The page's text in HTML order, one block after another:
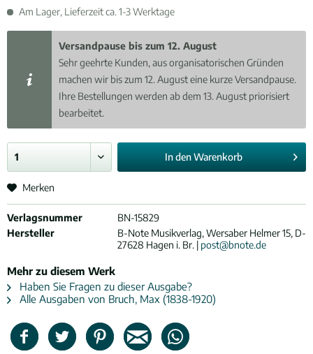
Am Lager, Lieferzeit ca. 1-3 Werktage
Versandpause bis zum 12. August
Sehr geehrte Kunden, aus organisatorischen Gründen
machen wir bis zum 12. August eine kurze Versandpause.
Ihre Bestellungen werden ab dem 13. August priorisiert
bearbeitet.
In denWarenkorb
Merken
Verlagsnummer
BN-15829
Hersteller
B-Note Musikverlag, Wersaber Helmer 15, D-
27628 Hagen i. Br. | post@bnote.de
Mehr zu diesem Werk
Haben Sie Fragen zu dieser Ausgabe?
Alle Ausgaben von Bruch, Max (1838-1920)